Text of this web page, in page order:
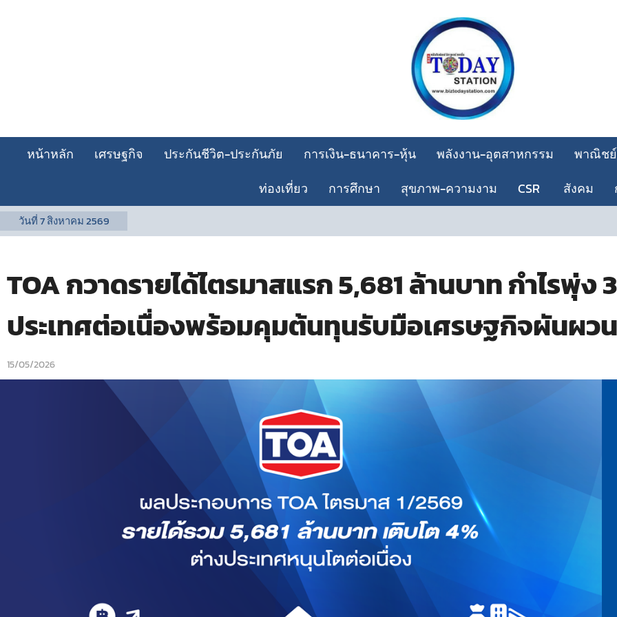
หน้าหลัก เศรษฐกิจ ประกันชีวิต-ประกันภัย การเงิน-ธนาคาร-หุ้น พลังงาน-อุตสาหกรรม
พาณิชย์
ท่องเที่ยว
การศึกษา สุขภาพ-ความงาม CSR สังคม
วันที่7 สิงหาคม 2569
TOA กวาดรายได้ไตรมาสแรก 5,681 ล้านบาท กำไรพุ่
ประเทศต่อเนื่องพร้อมคุมต้นทุนรับมือเศรษฐกิจผันผวน
15/05/2026